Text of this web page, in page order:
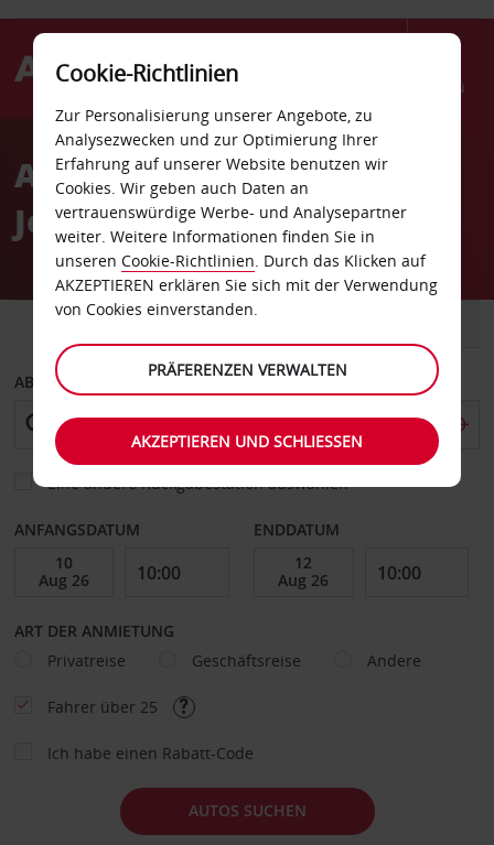
Menü
AvisAutovermietung La
Jeunesse
ABHOLEN VON
Eine andere Rückgabestation auswählen
ANFANGSDATUM ENDDATUM
ART DER ANMIETUNG
Privatreise
Geschäftsreise Andere
Fahrer über 25
Ich habe einen Rabatt-Code
AUTOS SUCHEN
Cookie-Richtlinien
Zur Personalisierung unserer Angebote, zu
Analysezwecken und zur Optimierung Ihrer
Erfahrung auf unserer Website benutzen wir
Cookies. Wir geben auch Daten an
vertrauenswürdige Werbe- und Analysepartner
weiter. Weitere Informationen finden Sie in
unseren Cookie-Richtlinien. Durch das Klicken auf
AKZEPTIEREN erklären Sie sich mit der Verwendung
von Cookies einverstanden.
PRÄFERENZEN VERWALTEN
AKZEPTIEREN UND SCHLIESSEN